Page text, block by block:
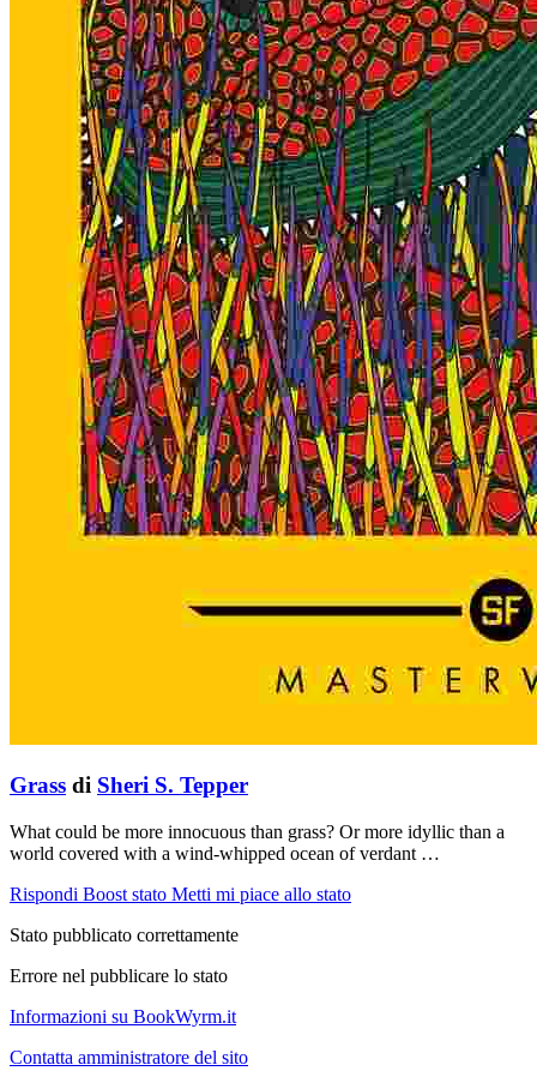
Grass di Sheri S. Tepper
What could be more innocuous than grass? Or more idyllic than a
world covered with a wind-whipped ocean of verdant …
Rispondi Boost stato Metti mi piace allo stato
Stato pubblicato correttamente
Errore nel pubblicare lo stato
Informazioni su BookWyrm.it
Contatta amministratore del sito